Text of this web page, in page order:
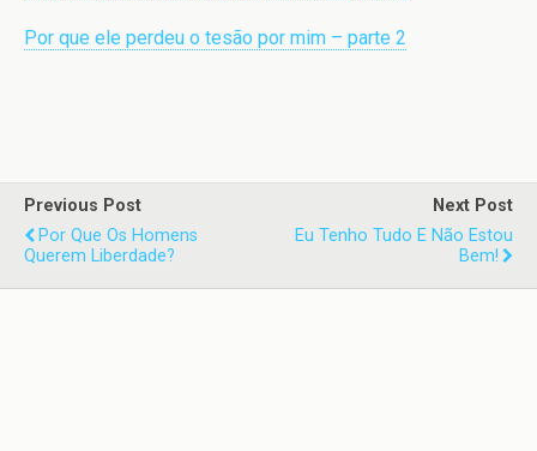
Por que ele perdeu o tesão por mim – parte 2
Previous Post
Por Que Os Homens
Querem Liberdade?
Next Post
Eu Tenho Tudo E Não Estou
Bem!